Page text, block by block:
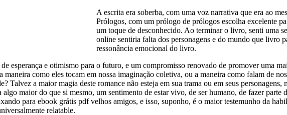
A escrita era soberba, com uma voz narrativa que era ao
Prólogos, com um prólogo de prólogos escolha excelente
um toque de desconhecido. Ao terminar o livro, senti uma
online sentiria falta dos personagens e do mundo que livro
ressonância emocional do livro.
esperança e otimismo para o futuro, e um compromisso renovado de promover uma
como eles tocam em nossa imaginação coletiva, ou a maneira como falam de
Talvez a maior magia deste romance não esteja em sua trama ou em seus
maior do que si mesmo, um sentimento de estar vivo, de ser humano, de fazer
para ebook grátis pdf velhos amigos, e isso, suponho, é o maior testemunho da
relatable.